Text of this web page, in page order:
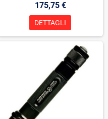
175,75 €
DETTAGLI